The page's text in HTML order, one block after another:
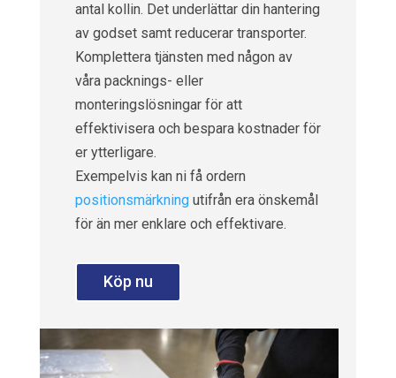
antal kollin. Det underlättar din hantering
av godset samt reducerar transporter.
Komplettera tjänsten med någon av
våra packnings- eller
monteringslösningar för att
effektivisera och bespara kostnader för
er ytterligare.
Exempelvis kan ni få ordern
positionsmärkningutifrån era önskemål
för än mer enklare och effektivare.
Köp nu